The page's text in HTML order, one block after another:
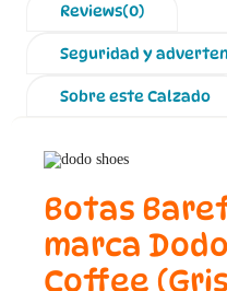
Reviews(0)
Seguridad y
Sobre este Calzado
Botas
marca
Coffee